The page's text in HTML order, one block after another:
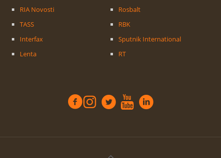
RIA Novosti
TASS
Interfax
Lenta
Rosbalt
RBK
Sputnik International
RT